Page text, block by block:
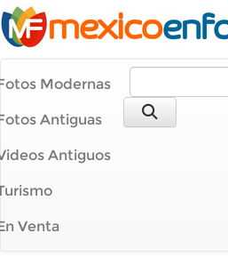
Modernas
Antiguas
Antiguos
Venta